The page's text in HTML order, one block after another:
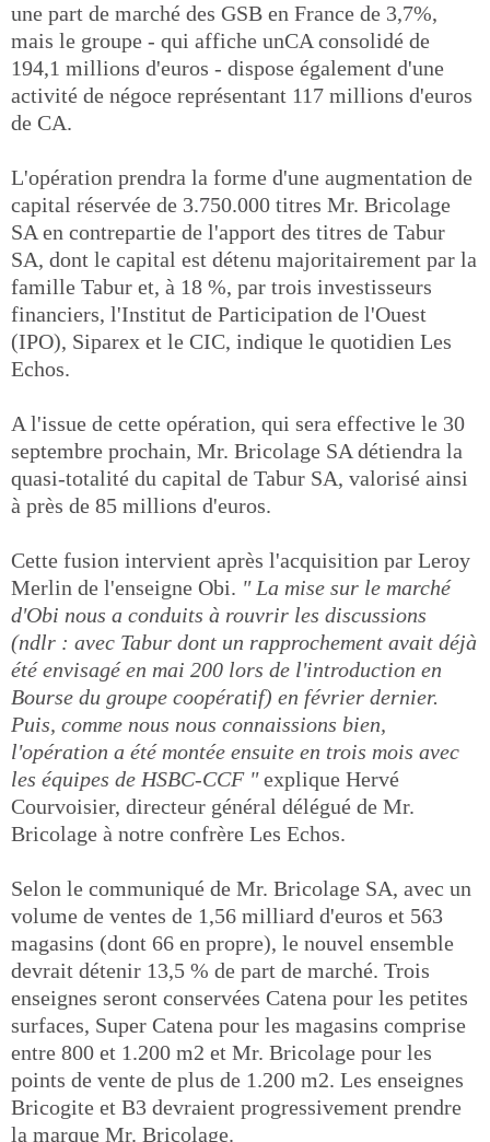
une part de marché des GSB en France de 3,7%,
mais le groupe - qui affiche unCA consolidé de
194,1 millions d'euros - dispose également d'une
activité de négoce représentant 117 millions d'euros
de CA.
L'opération prendra la forme d'une augmentation de
capital réservée de 3.750.000 titres Mr. Bricolage
SA en contrepartie de l'apport des titres de Tabur
SA, dont le capital est détenu majoritairement par la
famille Tabur et, à 18 %, par trois investisseurs
financiers, l'Institut de Participation de l'Ouest
(IPO), Siparex et le CIC, indique le quotidien Les
Echos.
A l'issue de cette opération, qui sera effective le 30
septembre prochain, Mr. Bricolage SA détiendra la
quasi-totalité du capital de Tabur SA, valorisé ainsi
à près de 85 millions d'euros.
Cette fusion intervient après l'acquisition par Leroy
Merlin de l'enseigne Obi. " La mise sur le marché
d'Obi nous a conduits à rouvrir les discussions
(ndlr : avec Tabur dont un rapprochement avait déjà
été envisagé en mai 200 lors de l'introduction en
Bourse du groupe coopératif) en février dernier.
Puis, comme nous nous connaissions bien,
l'opération a été montée ensuite en trois mois avec
les équipes de HSBC-CCF "explique Hervé
Courvoisier, directeur général délégué de Mr.
Bricolage à notre confrère Les Echos.
Selon le communiqué de Mr. Bricolage SA, avec un
volume de ventes de 1,56 milliard d'euros et 563
magasins (dont 66 en propre), le nouvel ensemble
devrait détenir 13,5 % de part de marché. Trois
enseignes seront conservées Catena pour les petites
surfaces, Super Catena pour les magasins comprise
entre 800 et 1.200 m2 et Mr. Bricolage pour les
points de vente de plus de 1.200 m2. Les enseignes
Bricogite et B3 devraient progressivement prendre
la marque Mr. Bricolage.